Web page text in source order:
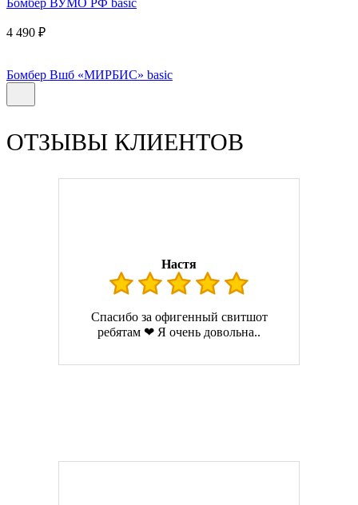
4 490 ₽
Бомбер Вшб «МИРБИС» basic
ОТЗЫВЫ КЛИЕНТОВ
Настя
Спасибо за офигенный свитшот
ребятам ❤ Я очень довольна..